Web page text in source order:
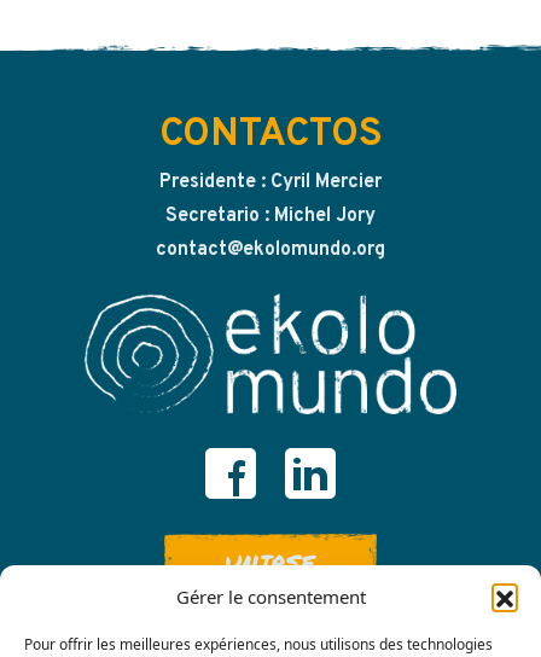
Gérer le consentement
Pour offrir les meilleures expériences, nous utilisons des technologies
CONTACTOS
Presidente : Cyril Mercier
Secretario : Michel Jory
contact@ekolomundo.org
UNIRSE